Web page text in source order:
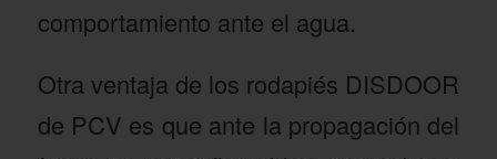
comportamiento ante el agua.
Otra ventaja de los rodapiés DISDOOR
de PCV es que ante la propagación del